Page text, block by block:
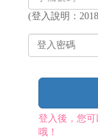
入
帳
號
(登入說明：
入
登入後，您
哦！